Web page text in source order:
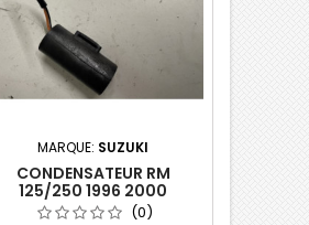
MARQUE: SUZUKI
CONDENSATEUR RM
125/250 1996 2000
(0)